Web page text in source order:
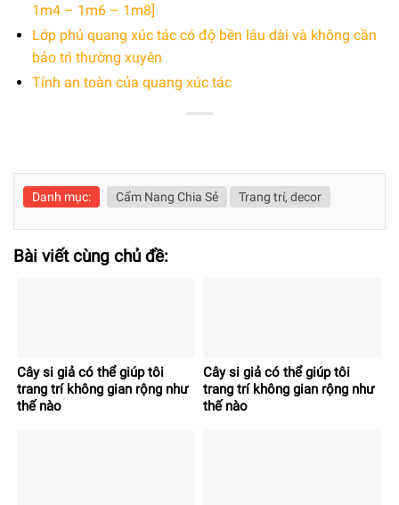
1m4 – 1m6 – 1m8]
Lớp phủ quang xúc tác có độ bền lâu dài và không cần
bảo trì thường xuyên
Tính an toàn của quang xúc tác
Danh mục: Cẩm Nang Chia Sẻ Trang trí, decor
Bài viết cùng chủ đề:
Cây si giả có thể giúp tôi
trang trí không gian rộng như
thế nào
Cây si giả có thể giúp tôi
trang trí không gian rộng như
thế nào